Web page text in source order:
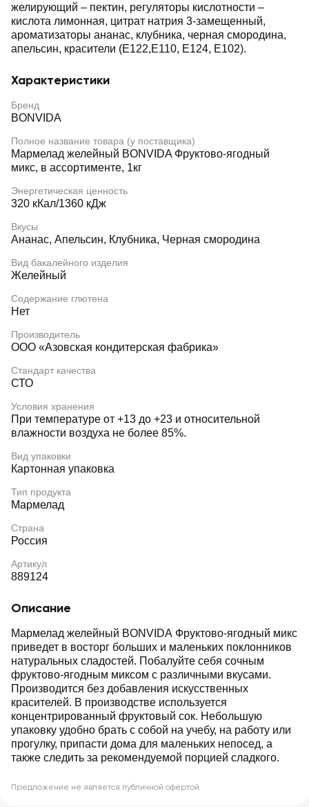
желирующий – пектин, регуляторы кислотности –
кислота лимонная, цитрат натрия 3-замещенный,
ароматизаторы ананас, клубника, черная смородина,
апельсин, красители (Е122,Е110, Е124, Е102).
Характеристики
Бренд
BONVIDA
Полное название товара (у поставщика)
Мармелад желейный BONVIDA Фруктово-ягодный
микс, в ассортименте, 1кг
Энергетическая ценность
320 кКал/1360 кДж
Вкусы
Ананас, Апельсин, Клубника, Черная смородина
Вид бакалейного изделия
Желейный
Содержание глютена
Нет
Производитель
ООО «Азовская кондитерская фабрика»
Стандарт качества
СТО
Условия хранения
При температуре от +13 до +23 и относительной
влажности воздуха не более 85%.
Вид упаковки
Картонная упаковка
Тип продукта
Мармелад
Страна
Россия
Артикул
889124
Описание
Мармелад желейный BONVIDA Фруктово-ягодный микс
приведет в восторг больших и маленьких поклонников
натуральных сладостей. Побалуйте себя сочным
фруктово-ягодным миксом с различными вкусами.
Производится без добавления искусственных
красителей. В производстве используется
концентрированный фруктовый сок. Небольшую
упаковку удобно брать с собой на учебу, на работу или
прогулку, припасти дома для маленьких непосед, а
также следить за рекомендуемой порцией сладкого.
Предложение не является публичной офертой